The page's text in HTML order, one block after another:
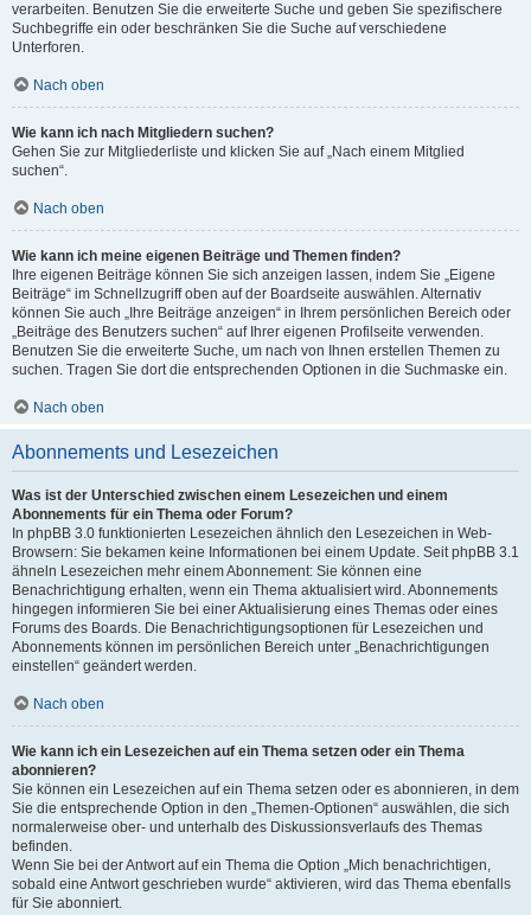
verarbeiten. Benutzen Sie die erweiterte Suche und geben Sie spezifischere
Suchbegriffe ein oder beschränken Sie die Suche auf verschiedene
Unterforen.
Nach oben
Wie kann ich nach Mitgliedern suchen?
Gehen Sie zur Mitgliederliste und klicken Sie auf „Nach einem Mitglied
suchen“.
Nach oben
Wie kann ich meine eigenen Beiträge und Themen finden?
Ihre eigenen Beiträge können Sie sich anzeigen lassen, indem Sie „Eigene
Beiträge“ im Schnellzugriff oben auf der Boardseite auswählen. Alternativ
können Sie auch „Ihre Beiträge anzeigen“ in Ihrem persönlichen Bereich oder
„Beiträge des Benutzers suchen“ auf Ihrer eigenen Profilseite verwenden.
Benutzen Sie die erweiterte Suche, um nach von Ihnen erstellen Themen zu
suchen. Tragen Sie dort die entsprechenden Optionen in die Suchmaske ein.
Nach oben
Abonnements und Lesezeichen
Was ist der Unterschied zwischen einem Lesezeichen und einem
Abonnements für ein Thema oder Forum?
In phpBB 3.0 funktionierten Lesezeichen ähnlich den Lesezeichen in Web-
Browsern: Sie bekamen keine Informationen bei einem Update. Seit phpBB 3.1
ähneln Lesezeichen mehr einem Abonnement: Sie können eine
Benachrichtigung erhalten, wenn ein Thema aktualisiert wird. Abonnements
hingegen informieren Sie bei einer Aktualisierung eines Themas oder eines
Forums des Boards. Die Benachrichtigungsoptionen für Lesezeichen und
Abonnements können im persönlichen Bereich unter „Benachrichtigungen
einstellen“ geändert werden.
Nach oben
Wie kann ich ein Lesezeichen auf ein Thema setzen oder ein Thema
abonnieren?
Sie können ein Lesezeichen auf ein Thema setzen oder es abonnieren, in dem
Sie die entsprechende Option in den „Themen-Optionen“ auswählen, die sich
normalerweise ober- und unterhalb des Diskussionsverlaufs des Themas
befinden.
Wenn Sie bei der Antwort auf ein Thema die Option „Mich benachrichtigen,
sobald eine Antwort geschrieben wurde“ aktivieren, wird das Thema ebenfalls
für Sie abonniert.